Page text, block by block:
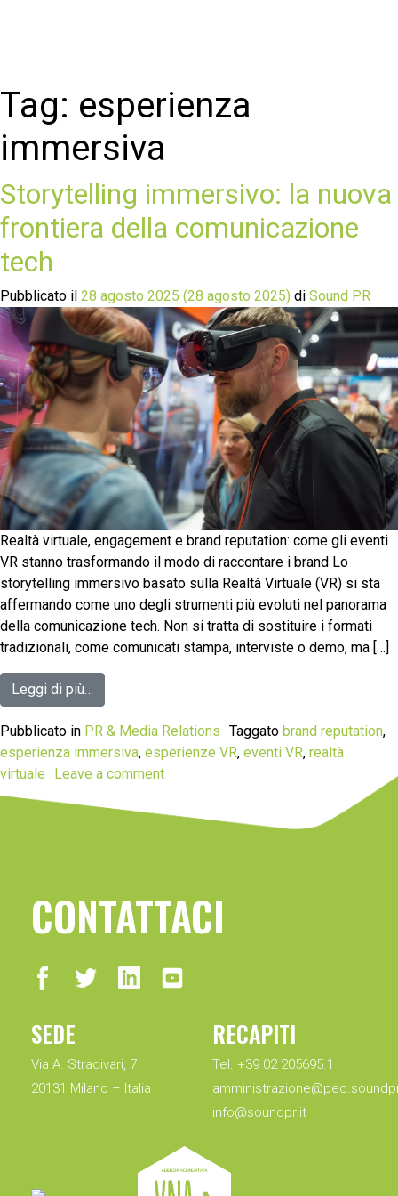
Tag: esperienza
immersiva
Storytelling immersivo: la nuova
frontiera della comunicazione
tech
Pubblicato il 28 agosto 2025 (28 agosto 2025) di Sound PR
Realtà virtuale, engagement e brand reputation: come gli eventi
VR stanno trasformando il modo di raccontare i brand Lo
storytelling immersivo basato sulla Realtà Virtuale (VR) si sta
affermando come uno degli strumenti più evoluti nel panorama
della comunicazione tech. Non si tratta di sostituire i formati
tradizionali, come comunicati stampa, interviste o demo, ma […]
Leggi di più…
Pubblicato in PR & Media Relations Taggato brand reputation,
esperienza immersiva, esperienze VR, eventi VR, realtà
virtuale
Leave a comment
CONTATTACI
SEDE
Via A. Stradivari, 7
20131 Milano – Italia
RECAPITI
Tel. +39 02 205695.1
info@soundpr.it